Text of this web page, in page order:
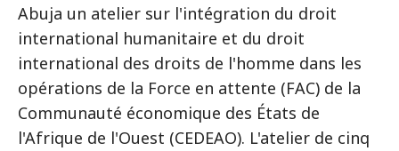
Abuja un atelier sur l'intégration du droit
international humanitaire et du droit
international des droits de l'homme dans les
opérations de la Force en attente (FAC) de la
Communauté économique des États de
l'Afrique de l'Ouest (CEDEAO). L'atelier de cinq